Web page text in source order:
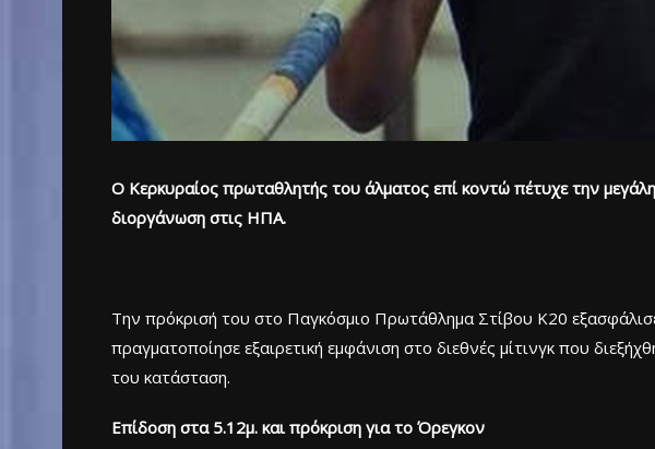
Ο Κερκυραίος πρωταθλητής του άλματος επί κοντώ πέτυχε την
διοργάνωση στις ΗΠΑ.
Την πρόκρισή του στο Παγκόσμιο Πρωτάθλημα Στίβου Κ20
πραγματοποίησε εξαιρετική εμφάνιση στο διεθνές μίτινγκ που
του κατάσταση.
Επίδοση στα 5.12μ. και πρόκριση για το Όρεγκον